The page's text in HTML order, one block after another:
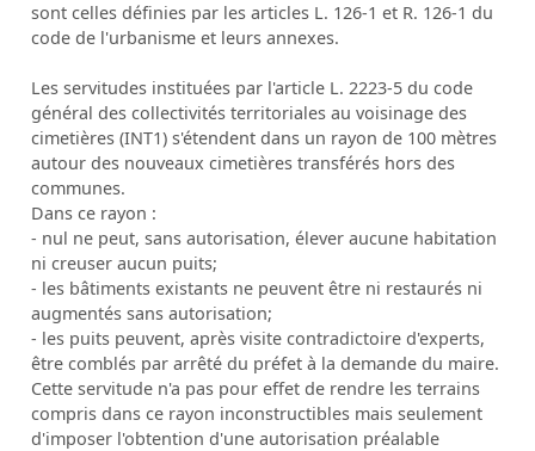
sont celles définies par les articles L. 126-1 et R. 126-1 du
code de l'urbanisme et leurs annexes.
Les servitudes instituées par l'article L. 2223-5 du code
général des collectivités territoriales au voisinage des
cimetières (INT1) s'étendent dans un rayon de 100 mètres
autour des nouveaux cimetières transférés hors des
communes.
Dans ce rayon :
- nul ne peut, sans autorisation, élever aucune habitation
ni creuser aucun puits;
- les bâtiments existants ne peuvent être ni restaurés ni
augmentés sans autorisation;
- les puits peuvent, après visite contradictoire d'experts,
être comblés par arrêté du préfet à la demande du maire.
Cette servitude n'a pas pour effet de rendre les terrains
compris dans ce rayon inconstructibles mais seulement
d'imposer l'obtention d'une autorisation préalable